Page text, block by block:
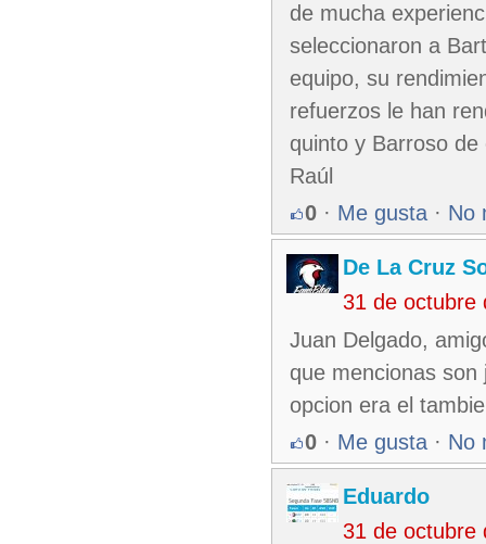
de mucha
seleccionaron a
equipo, su
refuerzos le han
quinto y Barroso
Raúl
0 · Me gusta · No
De La Cruz
31 de octubre
Juan Delgado,
que mencionas
opcion era el
0 · Me gusta · No
Eduardo
31 de octubre